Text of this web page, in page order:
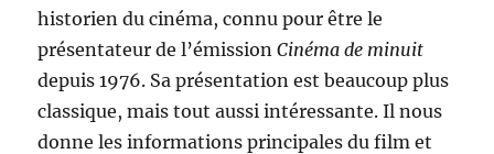
historien du cinéma, connu pour être le
présentateur de l’émissionCinéma de minuit
depuis 1976. Sa présentation est beaucoup plus
classique, mais tout aussi intéressante. Il nous
donne les informations principales du film et